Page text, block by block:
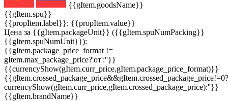
{{gItem.goodsName}}
{{gItem.spu}}
{{propItem.label}}: {{propItem.value}}
Цена за {{gItem.packageUnit}} ({{gItem.spuNumPacking}}
{{gItem.spuNumUnit}}):
{{gItem.package_price_format !=
gItem.max_package_price?'от':''}}
{{currencyShow(gItem.curr_price,gItem.package_price_format)}}
{{gItem.crossed_package_price&&gItem.crossed_package_price!=0?
currencyShow(gItem.curr_price,gItem.crossed_package_price):''}}
{{gItem.brandName}}